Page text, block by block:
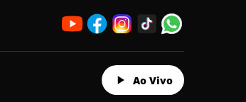
Ao Vivo